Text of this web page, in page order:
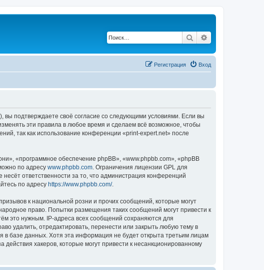
Поиск
Вход
Регистрация
подтверждаете своё согласие со следующими условиями. Если вы
эти правила в любое время и сделаем всё возможное, чтобы
так как использование конференции «print-expert.net» после
«программное обеспечение phpBB», «www.phpbb.com», «phpBB
по адресу www.phpbb.com . Ограничения лицензии GPL для
ответственности за то, что администрация конференций
по адресу https://www.phpbb.com/.
к национальной розни и прочих сообщений, которые могут
право. Попытки размещения таких сообщений могут привести к
это нужным. IP-адреса всех сообщений сохраняются для
удалить, отредактировать, перенести или закрыть любую тему в
в базе данных. Хотя эта информация не будет открыта третьим лицам
хакеров, которые могут привести к несанкционированному